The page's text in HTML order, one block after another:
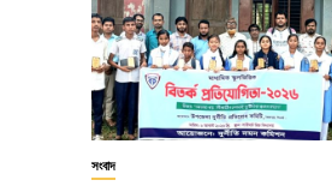
সংবাদ